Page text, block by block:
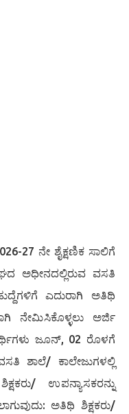
27 ನೇ ಶೈಕ್ಷಣಿಕ ಸಾಲಿಗೆ
ಅಧೀನದಲ್ಲಿರುವ ವಸತಿ
ಎದುರಾಗಿ ಅತಿಥಿ
ನೇಮಿಸಿಕೊಳ್ಳಲು ಅರ್ಜಿ
ಜೂನ್, 02 ರೊಳಗೆ
ಶಾಲೆ/ ಕಾಲೇಜುಗಳಲ್ಲಿ
ಉಪನ್ಯಾಸಕರನ್ನು
ಅತಿಥಿ ಶಿಕ್ಷಕರು/